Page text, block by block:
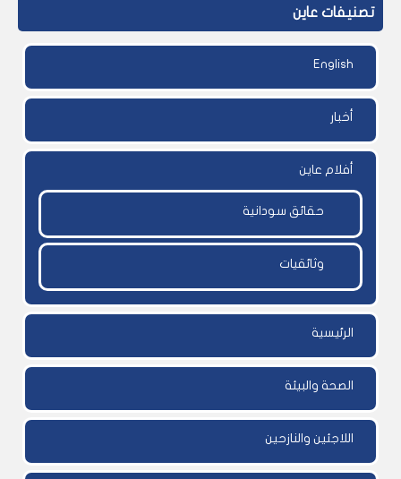
تصنيفات عاين
English
أخبار
أفلام عاين
حقائق سودانية
وثائقيات
الرئيسية
الصحة والبيئة
اللاجئين والنازحين